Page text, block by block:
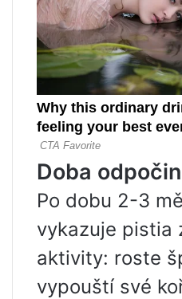
Doba
Po dobu 2-3
vykazuje pistia
aktivity: roste
vypouští své